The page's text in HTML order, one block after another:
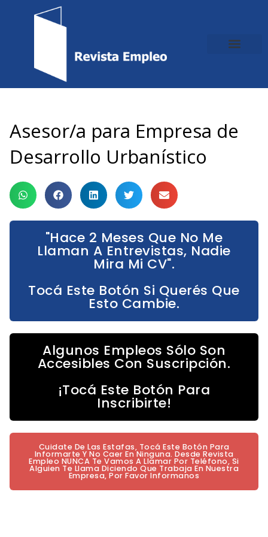
Asesor/a para Empresa de
Desarrollo Urbanístico
"Hace 2 Meses Que No Me
Llaman A Entrevistas, Nadie
Mira Mi CV".
Tocá Este Botón Si Querés Que
Esto Cambie.
Algunos Empleos Sólo Son
Accesibles Con Suscripción.
¡Tocá Este Botón Para
Inscribirte!
Cuidate De Las Estafas, Tocá Este Botón Para
Informarte Y No Caer En Ninguna. Desde Revista
Empleo NUNCA Te Vamos A Llamar Por Teléfono, Si
Alguien Te Llama Diciendo Que Trabaja En Nuestra
Empresa, Por Favor Informanos